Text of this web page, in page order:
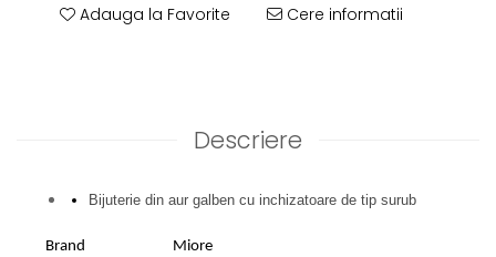
Adauga la Favorite Cere informatii
Descriere
Bijuterie din aur galben cu inchizatoare de tip surub
Brand
Miore